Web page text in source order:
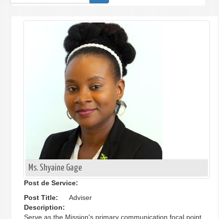
de
recherche
Ms. Shyaine Gage
Post de Service:
Post Title:
Adviser
Description:
Serve as the Mission's primary communication focal point,